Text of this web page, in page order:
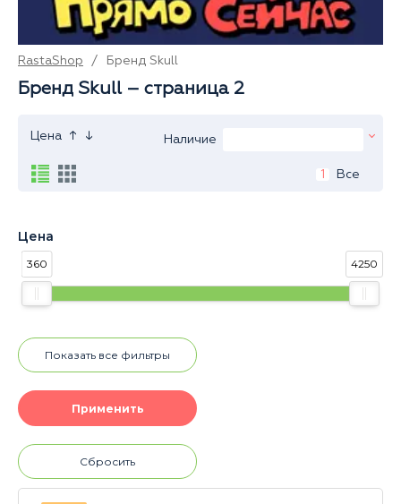
RastaShop / Бренд Skull
Бренд Skull – страница 2
Цена ↑ ↓ Наличие
1 Все
Цена
360 4250
Показать все фильтры
Сбросить